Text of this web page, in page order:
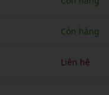
Còn hàng
Liên hệ